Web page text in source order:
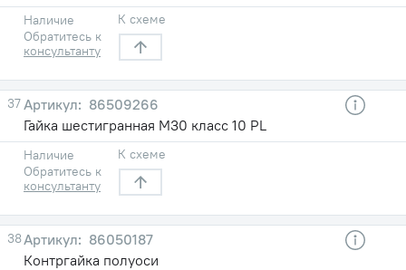
Наличие
Обратитесь к
консультанту
К схеме
37
86509266
Гайка шестигранная M30 класс 10 PL
Наличие
Обратитесь к
консультанту
К схеме
38
86050187
Контргайка полуоси